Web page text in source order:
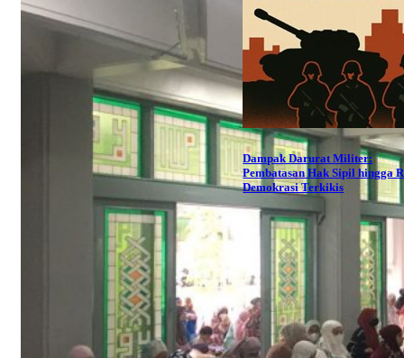
Dampak Darurat Militer:
Pembatasan Hak Sipil hingga
Demokrasi Terkikis